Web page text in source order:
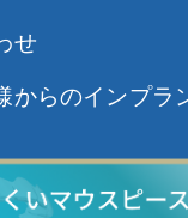
せ
からのインプラ